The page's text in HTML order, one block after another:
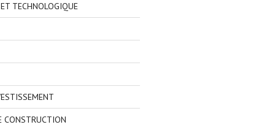
TECHNOLOGIQUE
CONSTRUCTION